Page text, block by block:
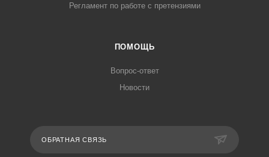
Регламент по работе с претензиями
ПОМОЩЬ
Вопрос-ответ
Новости
ОБРАТНАЯ СВЯЗЬ